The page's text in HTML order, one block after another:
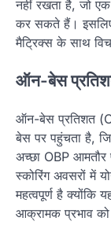
नहीं रखता है, जो
कर सकते हैं।
मैट्रिक्स के साथ
ऑन-बेस
ऑन-बेस प्रतिशत
बेस पर पहुंचता है,
अच्छा OBP
स्कोरिंग अवसरों में
महत्वपूर्ण है क्योंकि
आक्रामक प्रभाव को